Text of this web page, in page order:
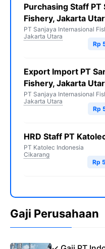
Purchasing Staff PT
Fishery, Jakarta
PT Sanjaya Internasional
Jakarta Utara
Rp
Export Import PT
Fishery, Jakarta
PT Sanjaya Internasional
Jakarta Utara
Rp
HRD Staff PT
PT Katolec Indonesia
Cikarang
Rp
Gaji Perusahaan